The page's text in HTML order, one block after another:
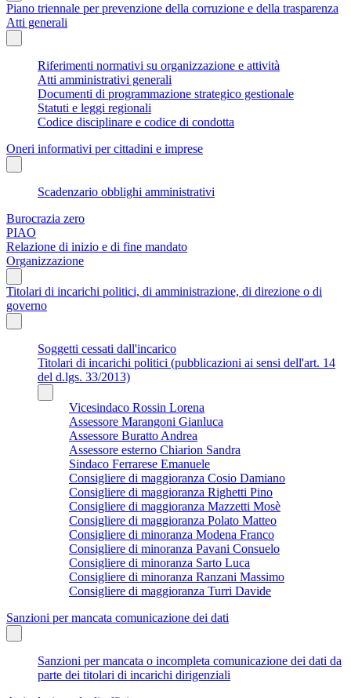
Piano triennale per prevenzione della corruzione e della trasparenza
Atti generali
Riferimenti normativi su organizzazione e attività
Atti amministrativi generali
Documenti di programmazione strategico gestionale
Statuti e leggi regionali
Codice disciplinare e codice di condotta
Oneri informativi per cittadini e imprese
Scadenzario obblighi amministrativi
Burocrazia zero
PIAO
Relazione di inizio e di fine mandato
Organizzazione
Titolari di incarichi politici, di amministrazione, di direzione o di
governo
Soggetti cessati dall'incarico
Titolari di incarichi politici (pubblicazioni ai sensi dell'art. 14
del d.lgs. 33/2013)
Vicesindaco Rossin Lorena
Assessore Marangoni Gianluca
Assessore Buratto Andrea
Assessore esterno Chiarion Sandra
Sindaco Ferrarese Emanuele
Consigliere di maggioranza Cosio Damiano
Consigliere di maggioranza Righetti Pino
Consigliere di maggioranza Mazzetti Mosè
Consigliere di maggioranza Polato Matteo
Consigliere di minoranza Modena Franco
Consigliere di minoranza Pavani Consuelo
Consigliere di minoranza Sarto Luca
Consigliere di minoranza Ranzani Massimo
Consigliere di maggioranza Turri Davide
Sanzioni per mancata comunicazione dei dati
Sanzioni per mancata o incompleta comunicazione dei dati da
parte dei titolari di incarichi dirigenziali